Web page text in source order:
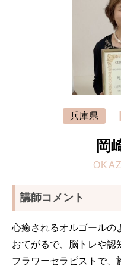
兵庫県
岡
講師コメント
心癒されるオルゴールの
おてがるで、脳トレや認
フラワーセラピストで、